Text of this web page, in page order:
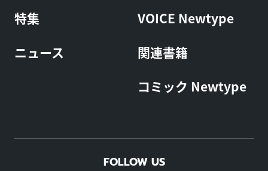
特集
ニュース
VOICE Newtype
関連書籍
コミック Newtype
FOLLOW US